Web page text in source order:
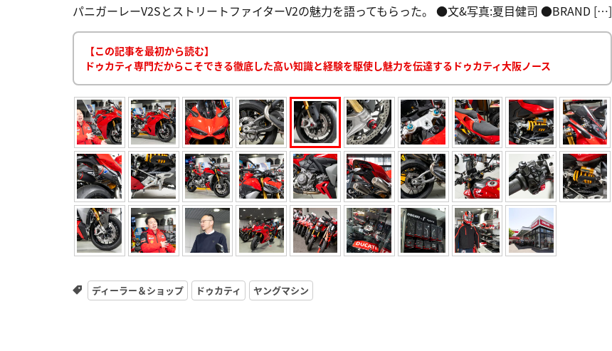
パニガーレーV2SとストリートファイターV2の魅力を語ってもらった。 ●文&写真:夏目健司 ●BRAND […]
【この記事を最初から読む】
ドゥカティ専門だからこそできる徹底した高い知識と経験を駆使し魅力を伝達するドゥカティ大阪ノース
ディーラー＆ショップ ドゥカティ ヤングマシン